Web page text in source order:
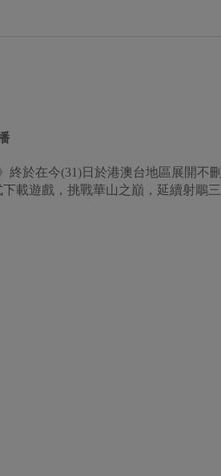
於在今(31)日於港澳台地區展開不刪
載遊戲，挑戰華山之巔，延續射鵰三